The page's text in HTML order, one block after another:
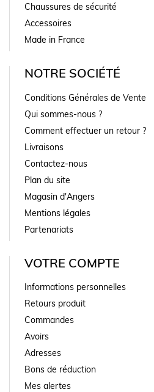
Chaussures de sécurité
Accessoires
Made in France
NOTRE SOCIÉTÉ
Conditions Générales de Vente
Qui sommes-nous ?
Comment effectuer un retour ?
Livraisons
Contactez-nous
Plan du site
Magasin d'Angers
Mentions légales
Partenariats
VOTRE COMPTE
Informations personnelles
Retours produit
Commandes
Avoirs
Adresses
Bons de réduction
Mes alertes